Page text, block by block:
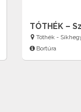
TÓTHÉK –
Tóthék -
Bortúra